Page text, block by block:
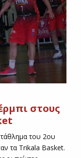
στους
του 2ου
τα Trikala Basket.